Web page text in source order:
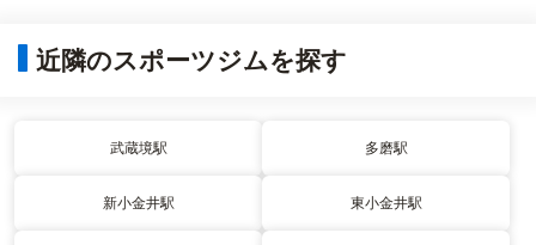
近隣のスポーツジムを探す
武蔵境駅 多磨駅
新小金井駅 東小金井駅